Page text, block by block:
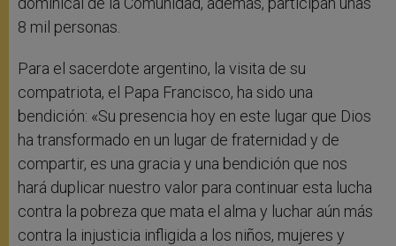
8 mil personas.
Para el sacerdote argentino, la visita de su
compatriota, el Papa Francisco, ha sido una
bendición: «Su presencia hoy en este lugar que Dios
ha transformado en un lugar de fraternidad y de
compartir, es una gracia y una bendición que nos
hará duplicar nuestro valor para continuar esta lucha
contra la pobreza que mata el alma y luchar aún más
contra la injusticia infligida a los niños, mujeres y